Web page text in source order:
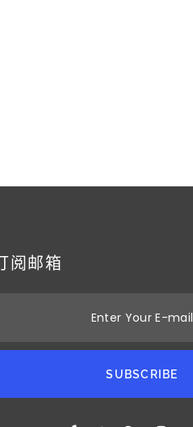
阅邮箱
Enter Your E-mail
SUBSCRIBE